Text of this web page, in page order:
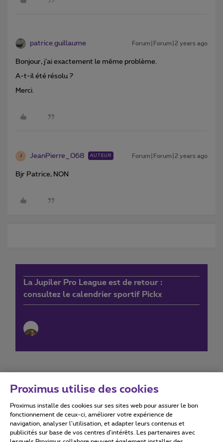
patrice.guillaume Forum|Forum|2 years ago
Bonjour, j’ai exactement le même problème.
A-t-il été résolu ?
Merci.
J JeanPierre_068 AUTEUR Forum|Forum|2 years ago
Bjr Patrice, NON
La Jupiler Pro League est de retour :
consultez le calendrier sportif Pickx
Conditions d'utilisation Accessibility statement
Proximus utilise des cookies
Proximus installe des cookies sur ses sites web pour assurer le bon
fonctionnement de ceux-ci, améliorer votre expérience de
navigation, analyser l’utilisation, et adapter leurs contenus et
publicités sur base de vos centres d’intérêts. Les partenaires avec